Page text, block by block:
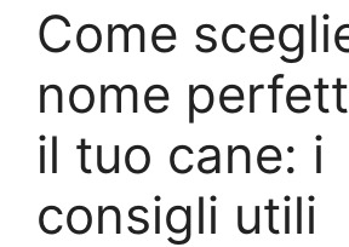
Come
nome
il tuo cane: i
consigli utili